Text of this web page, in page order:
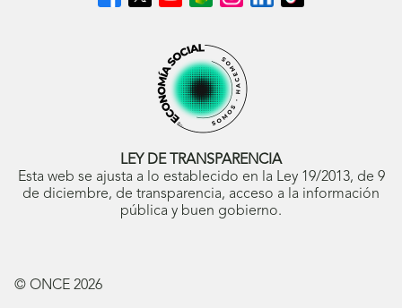
en
en
ventana
nueva)
en
abrirá
en
ventana
nueva)
en
Blog
ONCE
(se
abrirá
en
ventana
en
abrirá
en
ventana
nueva)
en
en
LEY DE TRANSPARENCIA
Esta web se ajusta a lo establecido en la Ley 19/2013, de 9
de diciembre, de transparencia, acceso a la información
pública y buen gobierno.
© ONCE 2026